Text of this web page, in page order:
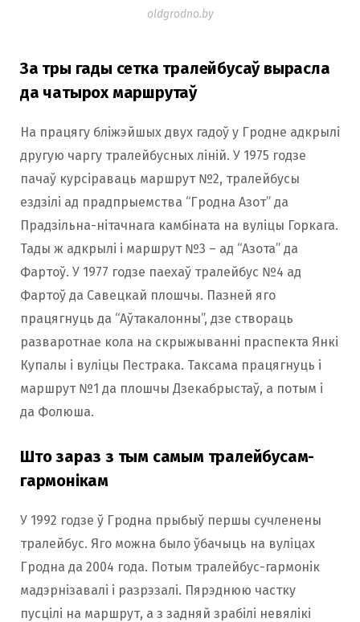
oldgrodno.by
За тры гады сетка тралейбусаў вырасла
да чатырох маршрутаў
На працягу бліжэйшых двух гадоў у Гродне адкрылі
другую чаргу тралейбусных ліній. У 1975 годзе
пачаў курсіраваць маршрут №2, тралейбусы
ездзілі ад прадпрыемства “Гродна Азот” да
Прадзільна-нітачнага камбіната на вуліцы Горкага.
Тады ж адкрылі і маршрут №3 – ад “Азота” да
Фартоў. У 1977 годзе паехаў тралейбус №4 ад
Фартоў да Савецкай плошчы. Пазней яго
працягнуць да “Аўтакалонны”, дзе створаць
разваротнае кола на скрыжыванні праспекта Янкі
Купалы і вуліцы Пестрака. Таксама працягнуць і
маршрут №1 да плошчы Дзекабрыстаў, а потым і
да Фолюша.
Што зараз з тым самым тралейбусам-
гармонікам
У 1992 годзе ў Гродна прыбыў першы сучленены
тралейбус. Яго можна было ўбачыць на вуліцах
Гродна да 2004 года. Потым тралейбус-гармонік
мадэрнізавалі і разрэзалі. Пярэднюю частку
пусцілі на маршрут, а з задняй зрабілі невялікі